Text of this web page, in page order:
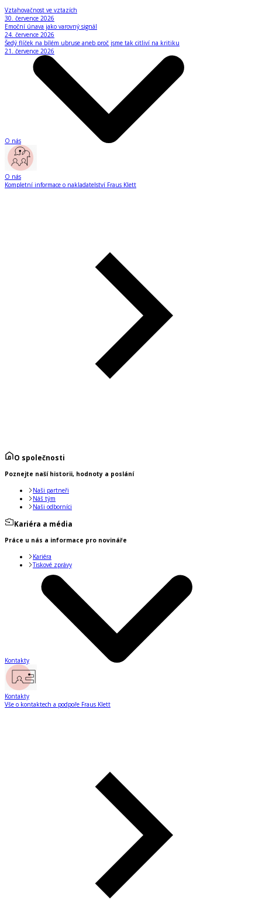
Vztahovačnost ve vztazích
30. července 2026
Emoční únava jako varovný signál
24. července 2026
Šedý flíček na bílém ubruse aneb proč jsme tak citliví na kritiku
21. července 2026
O nás
O nás
Kompletní informace o nakladatelství Fraus Klett
O společnosti
Poznejte naší historii, hodnoty a poslání
Naši partneři
Náš tým
Naši odborníci
Kariéra a média
Práce u nás a informace pro novináře
Kariéra
Tiskové zprávy
Kontakty
Kontakty
Vše o kontaktech a podpoře Fraus Klett